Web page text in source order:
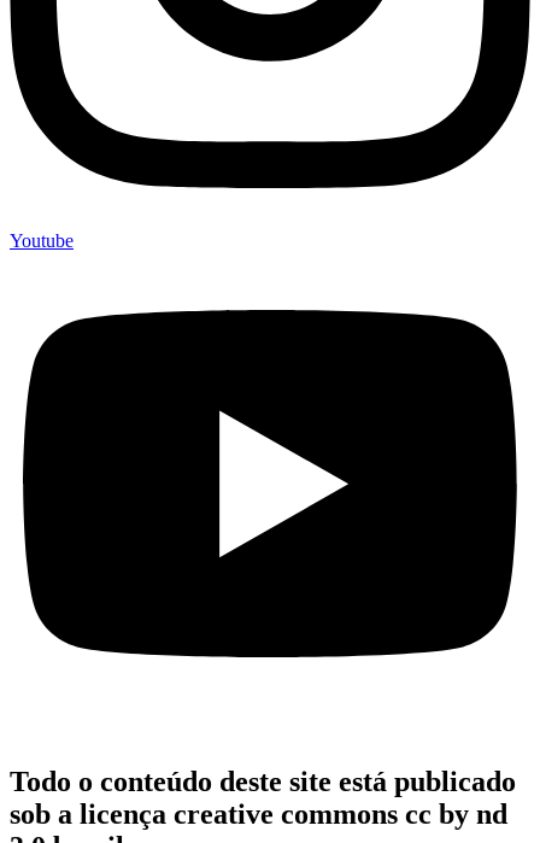
Youtube
Todo o conteúdo deste site está publicado
sob a licença creative commons cc by nd